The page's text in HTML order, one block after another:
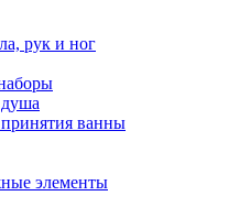
рук и ног
ванны
элементы